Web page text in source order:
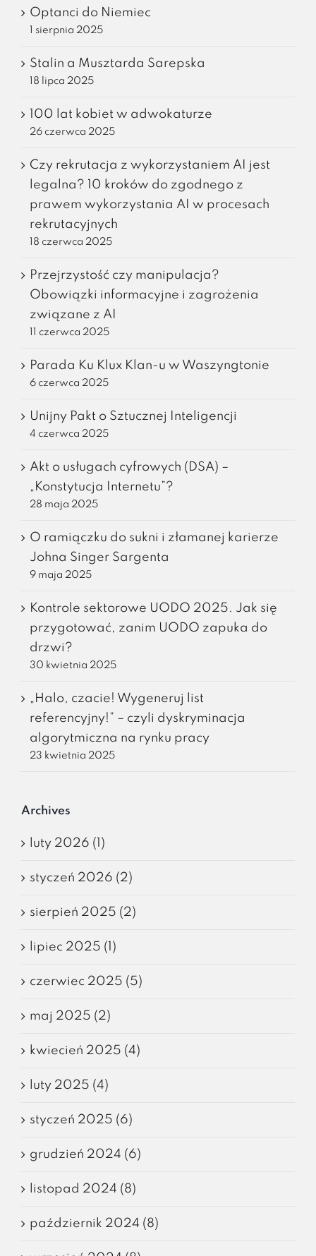
Optanci do Niemiec
1 sierpnia 2025
Stalin a Musztarda Sarepska
18 lipca 2025
100 lat kobiet w adwokaturze
26 czerwca 2025
Czy rekrutacja z wykorzystaniem AI jest
legalna? 10 kroków do zgodnego z
prawem wykorzystania AI w procesach
rekrutacyjnych
18 czerwca 2025
Przejrzystość czy manipulacja?
Obowiązki informacyjne i zagrożenia
związane z AI
11 czerwca 2025
Parada Ku Klux Klan-u w Waszyngtonie
6 czerwca 2025
Unijny Pakt o Sztucznej Inteligencji
4 czerwca 2025
Akt o usługach cyfrowych (DSA) –
„Konstytucja Internetu”?
28 maja 2025
O ramiączku do sukni i złamanej karierze
Johna Singer Sargenta
9 maja 2025
Kontrole sektorowe UODO 2025. Jak się
przygotować, zanim UODO zapuka do
drzwi?
30 kwietnia 2025
„Halo, czacie! Wygeneruj list
referencyjny!” – czyli dyskryminacja
algorytmiczna na rynku pracy
23 kwietnia 2025
Archives
luty 2026 (1)
styczeń 2026 (2)
sierpień 2025 (2)
lipiec 2025 (1)
czerwiec 2025 (5)
maj 2025 (2)
kwiecień 2025 (4)
luty 2025 (4)
styczeń 2025 (6)
grudzień 2024 (6)
listopad 2024 (8)
październik 2024 (8)